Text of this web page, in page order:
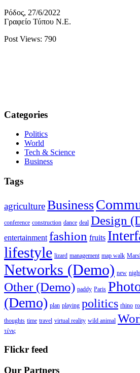
Ρόδος, 27/6/2022
Γραφείο Τύπου Ν.Ε.
Post Views: 790
Categories
Politics
World
Tech & Science
Business
Tags
agricultureBusiness
conference construction dance deal Design
entertainment fashion fruits
lifestyle lizard management map walk
Networks (Demo) new
Other (Demo) paddy Paris
(Demo) plan playing politics rhino
thoughts time travel virtual reality wild animal
τένις
Flickr feed
Our Partners